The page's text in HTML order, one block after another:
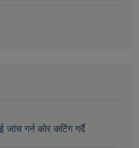
जांच गर्न कोर कटिंग गर्दै